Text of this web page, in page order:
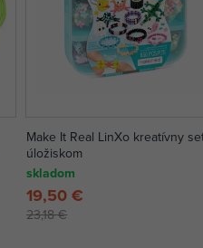
Make It Real LinXo kreatívny
úložiskom
skladom
23,18 €
19,50 €